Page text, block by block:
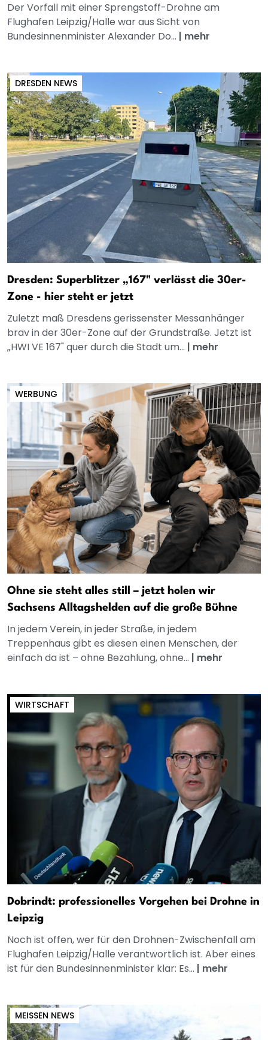
Der Vorfall mit einer Sprengstoff-Drohne am
Flughafen Leipzig/Halle war aus Sicht von
Bundesinnenminister Alexander Do... | mehr
DRESDEN NEWS
Dresden: Superblitzer „167" verlässt die 30er-
Zone - hier steht er jetzt
Zuletzt maß Dresdens gerissenster Messanhänger
brav in der 30er-Zone auf der Grundstraße. Jetzt ist
„HWI VE 167" quer durch die Stadt um... | mehr
WERBUNG
Ohne sie steht alles still – jetzt holen wir
Sachsens Alltagshelden auf die große Bühne
In jedem Verein, in jeder Straße, in jedem
Treppenhaus gibt es diesen einen Menschen, der
einfach da ist – ohne Bezahlung, ohne... | mehr
WIRTSCHAFT
Dobrindt: professionelles Vorgehen bei Drohne in
Leipzig
Noch ist offen, wer für den Drohnen-Zwischenfall am
Flughafen Leipzig/Halle verantwortlich ist. Aber eines
ist für den Bundesinnenminister klar: Es... | mehr
MEISSEN NEWS